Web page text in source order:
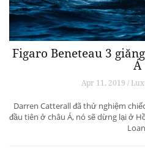
Figaro Beneteau 3
Á
Apr 11, 2019 /
Darren Catterall đã thử nghiệm
đầu tiên ở châu Á, nó sẽ dừng lại ở